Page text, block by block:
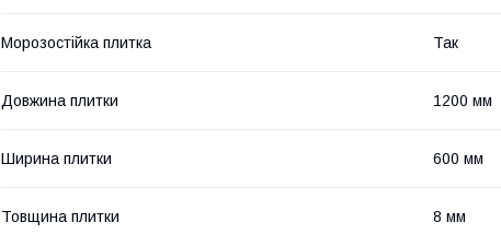
Морозостійка плитка Так
Довжина плитки 1200 мм
Ширина плитки 600 мм
Товщина плитки 8 мм